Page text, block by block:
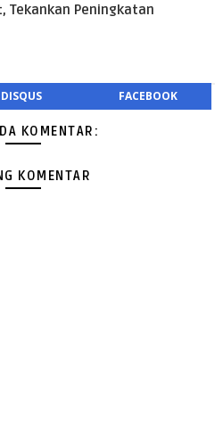
Tekankan Peningkatan
DISQUS FACEBOOK
KOMENTAR:
KOMENTAR